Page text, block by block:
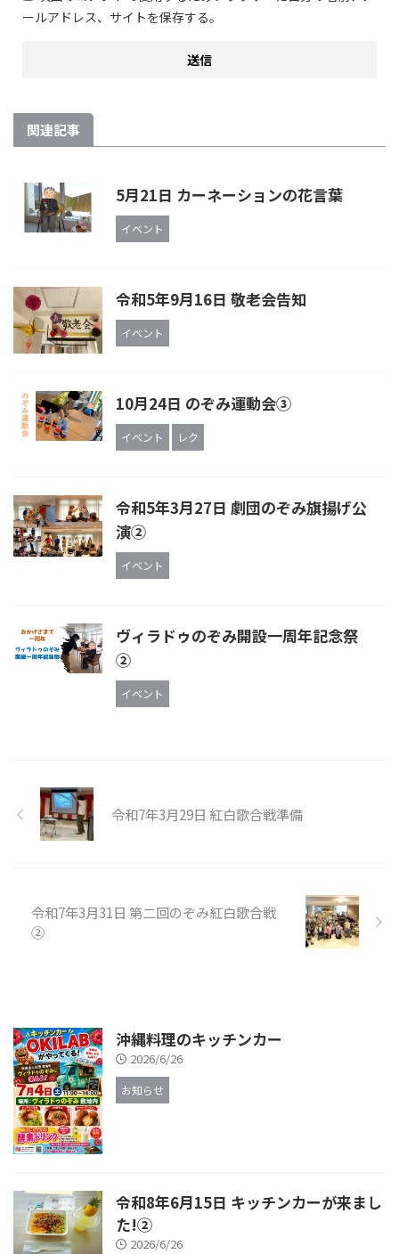
ールアドレス、サイトを保存する。
関連記事
5月21日 カーネーションの花言葉
イベント
令和5年9月16日 敬老会告知
イベント
10月24日 のぞみ運動会③
イベント レク
令和5年3月27日 劇団のぞみ旗揚げ公
演②
イベント
ヴィラドゥのぞみ開設一周年記念祭
②
イベント
令和7年3月29日 紅白歌合戦準備
令和7年3月31日 第二回のぞみ紅白歌合戦
②
沖縄料理のキッチンカー
2026/6/26
お知らせ
令和8年6月15日 キッチンカーが来まし
た!②
2026/6/26